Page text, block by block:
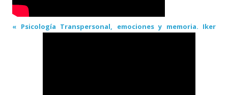
« Psicología Transpersonal, emociones y memoria. Iker